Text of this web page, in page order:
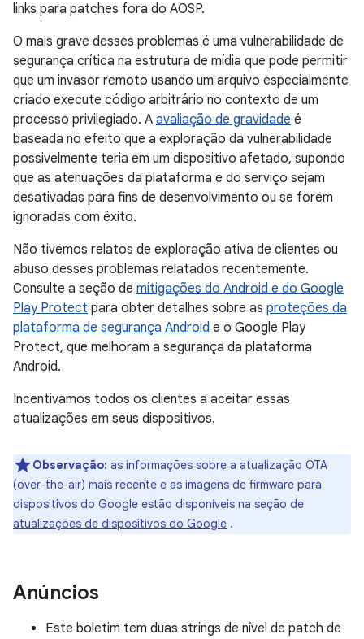
links para patches fora do AOSP.
O mais grave desses problemas é uma vulnerabilidade de
segurança crítica na estrutura de mídia que pode permitir
que um invasor remoto usando um arquivo especialmente
criado execute código arbitrário no contexto de um
processo privilegiado. A avaliação de gravidade é
baseada no efeito que a exploração da vulnerabilidade
possivelmente teria em um dispositivo afetado, supondo
que as atenuações da plataforma e do serviço sejam
desativadas para fins de desenvolvimento ou se forem
ignoradas com êxito.
Não tivemos relatos de exploração ativa de clientes ou
abuso desses problemas relatados recentemente.
Consulte a seção de mitigações do Android e do Google
Play Protect para obter detalhes sobre as proteções da
plataforma de segurança Android e o Google Play
Protect, que melhoram a segurança da plataforma
Android.
Incentivamos todos os clientes a aceitar essas
atualizações em seus dispositivos.
Observação: as informações sobre a atualização OTA
(over-the-air) mais recente e as imagens de firmware para
dispositivos do Google estão disponíveis na seção de
atualizações de dispositivos do Google .
Anúncios
Este boletim tem duas strings de nível de patch de